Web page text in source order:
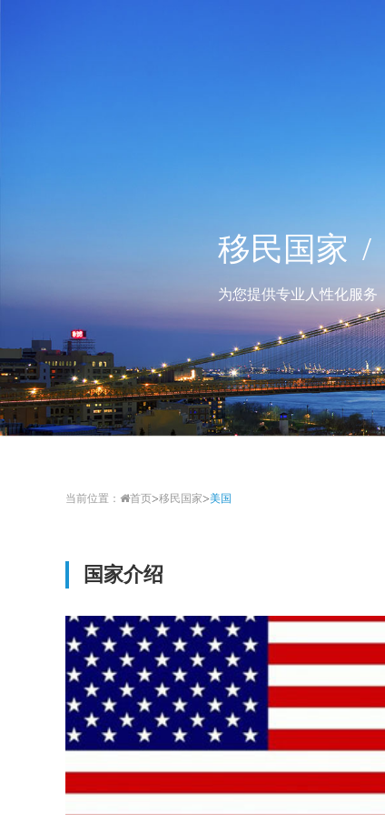
移民国家 /
为您提供专业人性化服务
当前位置： 首页>移民国家>美国
国家介绍